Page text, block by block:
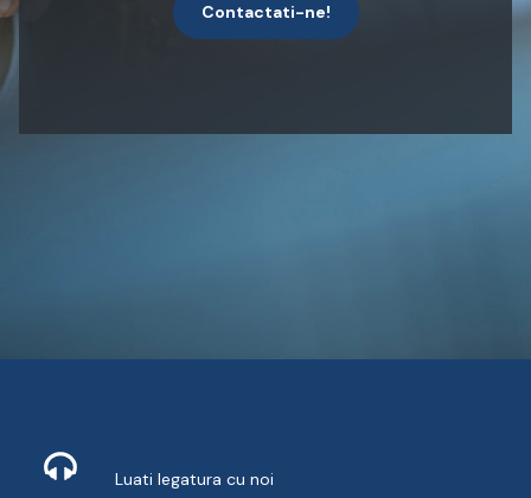
Contactati-ne!
Luati legatura cu noi